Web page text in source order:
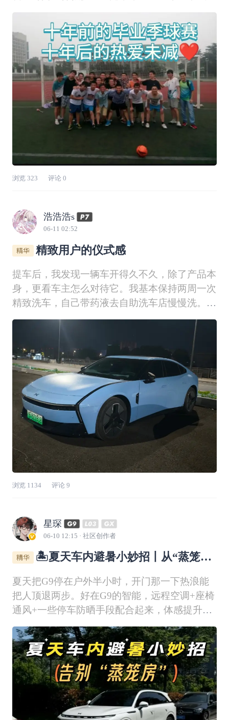
毕业十年！依然热爱着⚽！正好最近赶上苏超和
世界杯🏆！👉（看我大镇江的队服，是不是很
酷😁😁）带着孩子出去玩的时候，⚽也是必不可
少的！😝😝前段时间现场观看了镇
浏览 323 评论 0
浩浩浩s
06-11 02:52
精致用户的仪式感
提车后，我发现一辆车开得久不久，除了产品本
身，更看车主怎么对待它。我基本保持两周一次
精致洗车，自己带药液去自助洗车店慢慢洗。预
洗、泡沫、轮毂、细节缝隙都会认真处理，洗车
对我来说不只是清洁，更像是和爱车的一次交
流。电池养护方面，我平时以每周一次慢充为
主，日常补能够用就行，只有长途或者特殊情况
才会使用快
浏览 1134 评论 9
星琛
06-10 12:15 · 社区创作者
🏝️夏天车内避暑小妙招丨从“蒸笼
夏天把G9停在户外半小时，开门那一下热浪能
把人顶退两步。好在G9的智能，远程空调+座椅
通风+一些停车防晒手段配合起来，体感提升非
常明显。下面按使用顺序给你一套可直接照做的
清单。一、上车前：最核心的一步——提前把温
度“打下来”出门前 10–15 分钟：一键【极速降
温】（最常用）打开 小鹏汽车 APP